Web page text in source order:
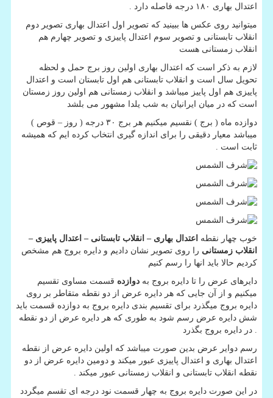
اعتدال بهاری ۱۸۰ درجه فاصله دارد .
میتوانید روی عکس ها ببینید که تصویر اول اعتدال بهاری تصویر دوم
انقلاب تابستانی و تصویر سوم اعتدال پاییزی و تصویر چهارم هم
انقلاب زمستانی هست
لازم به ذکر است که اعتدال بهاری اولین روز برج حمل و لحظه
تحویل سال است و انقلاب تابستانی هم اول تابستان است و اعتدال
پاییزی هم اول پاییز میباشد و انقلاب زمستانی هم اولین روز زمستان
است که در میان ایرانیان به شب یلدا مشهور می بلشد
دوازده ماه ( برج ) نقسیم میکنیم هر برج ۳۰ درجه ( روز – قوص )
میباشد معیار دقیقی را برای اندازه گیری انتخاب کرده ایم که همیشه
ثابت است .
خوب چهار نقطه اعتدال بهاری – انقلاب تابستانی – اعتدال پاییزی –
انقلاب زمستانی را روی تصویر نشان دادیم و دایره بروج هم مشخص
کردیم حالا باید انها را رسم کنیم
دایرهای عرض را تا دایره بروج به دوازده قسمت مساوی تقسیم
میکنیم و از آن جایی که هر دایره عرض از دو نقطه متقاطر بر روی
دایره بروج میگذرد برای تقسیم بندی دایره بروج به دوازده قسمت باید
شش دایره عرض رسم شود به طوری که هر دایره عرض از دو نقطه
در دایره بروج بگذرد .
رسم دوایر عرض بدین صورت میباشد که اولین دایره عرض از نقطه
اعتدال بهاری و اعتدال پاییزی عبور میکند و دومین دایره عرض از دو
نقطه انقلاب تابستانی و انقلاب زمستانی عبور میکند .
در این صورت دایره بروج به چهار قسمت نود درجه ای تقسم میگردد